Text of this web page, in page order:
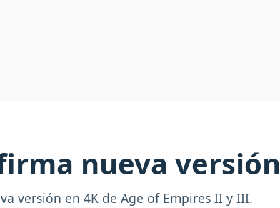
nueva versión
versión en 4K de Age of Empires II y III.